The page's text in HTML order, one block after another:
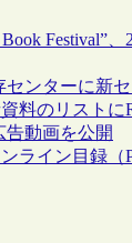
ンターに新
料のリスト
動画を公開
ライン目録（